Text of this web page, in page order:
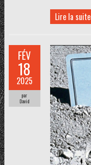
Lire la suite
FÉV
18
2025
par
David